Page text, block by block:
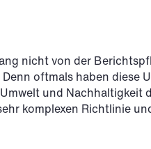
nicht von der
oftmals haben diese
und Nachhaltigkeit
komplexen Richtlinie